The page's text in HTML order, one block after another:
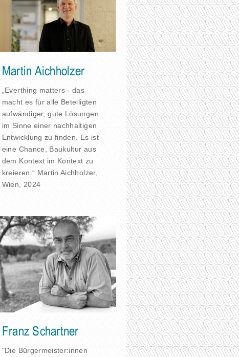
Martin Aichholzer
„Everthing matters - das
macht es für alle Beteiligten
aufwändiger, gute Lösungen
im Sinne einer nachhaltigen
Entwicklung zu finden. Es ist
eine Chance, Baukultur aus
dem Kontext im Kontext zu
kreieren.“ Martin Aichholzer,
Wien, 2024
Franz Schartner
"Die Bürgermeister:innen